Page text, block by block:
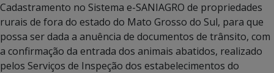
Cadastramento no Sistema e-SANIAGRO de propriedades
rurais de fora do estado do Mato Grosso do Sul, para que
possa ser dada a anuência de documentos de trânsito, com
a confirmação da entrada dos animais abatidos, realizado
pelos Serviços de Inspeção dos estabelecimentos do